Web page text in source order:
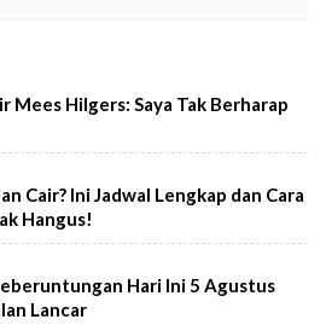
Mees Hilgers: Saya Tak Berharap
Cair? Ini Jadwal Lengkap dan Cara
Hangus!
Hari Ini 5 Agustus
Lancar